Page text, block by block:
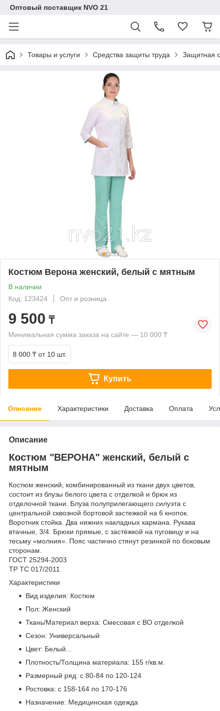
Оптовый поставщик NVO 21
Товары и услуги Средства защиты труда Защитная
Костюм Верона женский, белый с мятным
В наличии
Код: 123424
Опт и розница
9 500 ₸
Минимальная сумма заказа на сайте — 10 000 ₸
8 000 ₸ от 10 шт.
Купить
Описание Характеристики Доставка Оплата
Описание
Костюм "ВЕРОНА" женский, белый с
мятным
Костюм женский, комбинированный из ткани двух цветов,
состоит из блузы белого цвета с отделкой и брюк из
отделочной ткани. Блуза полуприлегающего силуэта с
центральной сквозной бортовой застежкой на 6 кнопок.
Воротник стойка. Два нижних накладных кармана. Рукава
втачные, 3/4. Брюки прямые, с застёжкой на пуговицу и на
тесьму «молния». Пояс частично стянут резинкой по боковым
сторонам.
ГОСТ 25294-2003
ТР ТС 017/2011
Характеристики
Вид изделия: Костюм
Пол: Женский
Ткань/Материал верха: Смесовая с ВО отделкой
Сезон: Универсальный
Цвет: Белый...
Плотность/Толщина материала: 155 г/кв.м.
Размерный ряд: с 80-84 по 120-124
Ростовка: с 158-164 по 170-176
Назначение: Медицинская одежда